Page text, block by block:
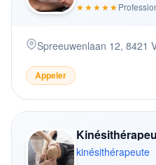
★★★★★
Spreeuwenlaan 12, 8421
Appeler
kinésithérapeute